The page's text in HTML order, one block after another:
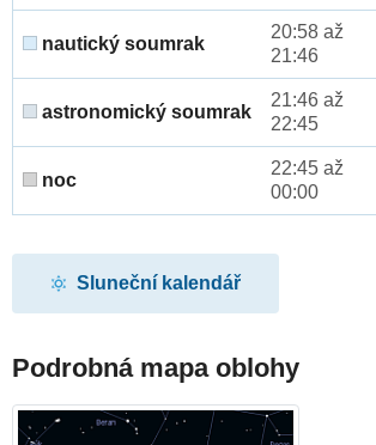
nautický soumrak
20:58 až
21:46
astronomický soumrak
21:46 až
22:45
noc
22:45 až
00:00
Sluneční kalendář
Podrobná mapa oblohy